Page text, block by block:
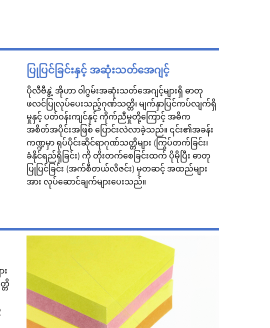
ပြုပြင်ခြင်းနှင့် အဆုံးသတ်အေဂျင့်
ပိုလီဗီနွဲ့ အိုဟာ ၀ါဂွမ်းအဆုံးသတ်အေဂျင့်များရှိ ဓာတု
ဖလင်ပြုလုပ်ပေးသည့်ဂုဏ်သတ္တိ၊ မျက်နှာပြင်ကပ်လျက်ရှိ
မှုနှင့် ပတ်ဝန်းကျင်နှင့် ကိုက်ညီမှုတို့ကြောင့် အဓိက
အစိတ်အပိုင်းအဖြစ် ပြောင်းလဲလာခဲ့သည်။ ၎င်း၏အခန်း
ကဏ္ဍမှာ ရုပ်ပိုင်းဆိုင်ရာဂုဏ်သတ္တိများ (ကြွပ်တက်ခြင်း၊
ခံနိုင်ရည်ရှိခြင်း) ကို တိုးတက်စေခြင်းထက် ပိုမိုပြီး ဓာတု
ပြုပြင်ခြင်း (အက်စီတယ်လိဇင်း) မှတဆင့် အထည်များ
အား လုပ်ဆောင်ချက်များပေးသည်။
း
တိ